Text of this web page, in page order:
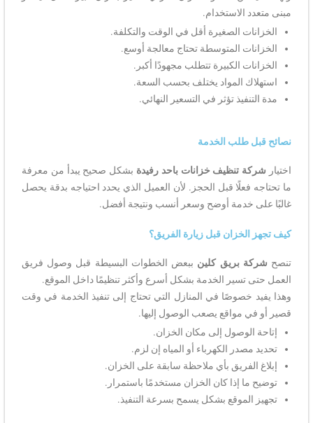
مبنى متعدد الاستخدام.
الخزانات الصغيرة أقل في الوقت والتكلفة.
الخزانات المتوسطة تحتاج معالجة أوسع.
الخزانات الكبيرة تتطلب مجهودًا أكبر.
استهلاك المواد يختلف بحسب السعة.
مدة التنفيذ تؤثر في التسعير النهائي.
نصائح قبل طلب الخدمة
اختيار شركة تنظيف خزانات باحد رفيدة بشكل صحيح يبدأ من معرفة
ما تحتاجه فعلًا قبل الحجز. لأن العميل الذي يحدد احتياجه بدقة يحصل
غالبًا على خدمة أوضح وسعر أنسب ونتيجة أفضل.
كيف تجهز الخزان قبل زيارة الفريق؟
تنصح شركة بريق كلين ببعض الخطوات البسيطة قبل وصول فريق
العمل حتى تسير الخدمة بشكل أسرع وأكثر تنظيمًا داخل الموقع.
وهذا يفيد خصوصًا في المنازل التي تحتاج إلى تنفيذ الخدمة في وقت
قصير أو في مواقع يصعب الوصول إليها.
إتاحة الوصول إلى مكان الخزان.
تحديد مصدر الكهرباء أو المياه إن لزم.
إبلاغ الفريق بأي ملاحظة سابقة على الخزان.
توضيح ما إذا كان الخزان مستخدمًا باستمرار.
تجهيز الموقع بشكل يسمح بسرعة التنفيذ.